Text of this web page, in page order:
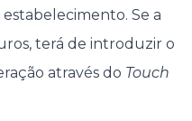
Se a
terá de introduzir o
através do Touch